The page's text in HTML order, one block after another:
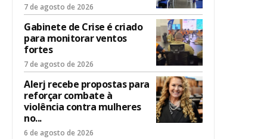
7 de agosto de 2026
Gabinete de Crise é criado
para monitorar ventos
fortes
7 de agosto de 2026
Alerj recebe propostas para
reforçar combate à
violência contra mulheres
no...
6 de agosto de 2026